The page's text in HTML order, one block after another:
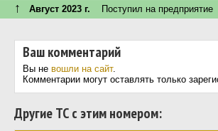
↑ Август 2023 г. Поступил на предприятие
Ваш комментарий
Вы не вошли на сайт.
Комментарии могут оставлять только
Другие ТС с этим номером: